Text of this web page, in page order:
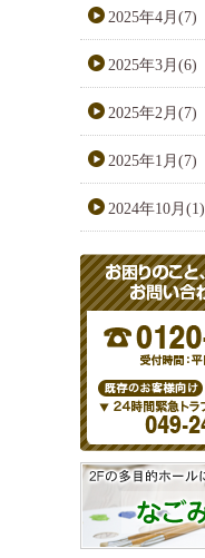
2025年4月(7)
2025年3月(6)
2025年2月(7)
2025年1月(7)
2024年10月(1)